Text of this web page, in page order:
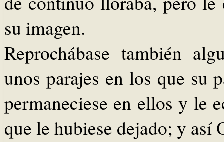
su imagen.
Reprochábase también
unos parajes en los que su
permaneciese en ellos y le
que le hubiese dejado; y así